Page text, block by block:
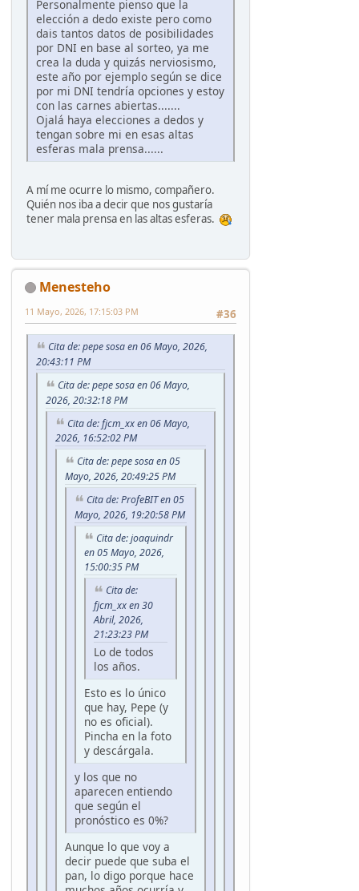
Personalmente pienso que la
elección a dedo existe pero como
dais tantos datos de posibilidades
por DNI en base al sorteo, ya me
crea la duda y quizás nerviosismo,
este año por ejemplo según se dice
por mi DNI tendría opciones y estoy
con las carnes abiertas.......
Ojalá haya elecciones a dedos y
tengan sobre mi en esas altas
esferas mala prensa......
A mí me ocurre lo mismo, compañero.
Quién nos iba a decir que nos gustaría
tener mala prensa en las altas esferas.
Menesteho
#36
11 Mayo, 2026, 17:15:03 PM
Cita de: pepe sosa en 06 Mayo, 2026,
20:43:11 PM
Cita de: pepe sosa en 06 Mayo,
2026, 20:32:18 PM
Cita de: fjcm_xx en 06 Mayo,
2026, 16:52:02 PM
Cita de: pepe sosa en 05
Mayo, 2026, 20:49:25 PM
Cita de: ProfeBIT en 05
Mayo, 2026, 19:20:58 PM
Cita de: joaquindr
en 05 Mayo, 2026,
15:00:35 PM
Cita de:
fjcm_xx en 30
Abril, 2026,
21:23:23 PM
Lo de todos
los años.
Esto es lo único
que hay, Pepe (y
no es oficial).
Pincha en la foto
y descárgala.
y los que no
aparecen entiendo
que según el
pronóstico es 0%?
Aunque lo que voy a
decir puede que suba el
pan, lo digo porque hace